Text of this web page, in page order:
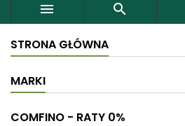
 
STRONA GŁÓWNA
MARKI
COMFINO - RATY 0%